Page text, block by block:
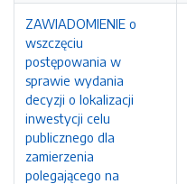
ZAWIADOMIENIE o
wszczęciu
postępowania w
sprawie wydania
decyzji o lokalizacji
inwestycji celu
publicznego dla
zamierzenia
polegającego na